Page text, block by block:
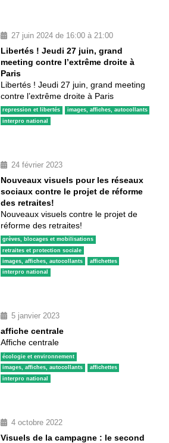
27 juin 2024 de 16:00 à 21:00
Libertés ! Jeudi 27 juin, grand
meeting contre l’extrême droite à
Paris
Libertés ! Jeudi 27 juin, grand meeting
contre l’extrême droite à Paris
repression et libertés
images, affiches, autocollants
interpro national
24 février 2023
Nouveaux visuels pour les réseaux
sociaux contre le projet de réforme
des retraites!
Nouveaux visuels contre le projet de
réforme des retraites!
grèves, blocages et mobilisations
retraites et protection sociale
images, affiches, autocollants
affichettes
interpro national
5 janvier 2023
affiche centrale
Affiche centrale
écologie et environnement
images, affiches, autocollants
affichettes
interpro national
4 octobre 2022
Visuels de la campagne : le second